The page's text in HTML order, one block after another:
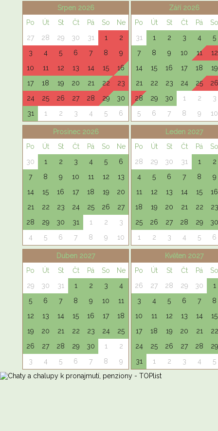
Srpen 2026
Po
Út St Čt Pá So
Ne
27
28 29 30 31 1
2
3
4 5 6 7 8
9
10
11 12 13 14 15
16
17
18 19 20 21 22
23
24
25 26 27 28 29
30
31
1 2 3 4 5 6
Září 2026
Po
Út St Čt Pá
So
31
1 2 3 4
5
7
8 9 10 11
12
14
15 16 17 18
19
21
22 23 24 25
26
28
29 30 1 2
3
5
6 7 8 9 10
Prosinec 2026
Po
Út St Čt Pá So
Ne
30
1 2 3 4 5
6
7
8 9 10 11 12
13
14
15 16 17 18 19
20
21
22 23 24 25 26
27
28
29 30 31 1 2
3
4
5 6 7 8 9 10
Leden 2027
Po
Út St Čt Pá
So
28
29 30 31 1
2
4
5 6 7 8
9
11
12 13 14 15
16
18
19 20 21 22
23
25
26 27 28 29
30
1
2 3 4 5 6
Duben 2027
Po
Út St Čt Pá So
Ne
29
30 31 1 2 3
4
5
6 7 8 9 10
11
12
13 14 15 16 17
18
19
20 21 22 23 24
25
26
27 28 29 30 1
2
3
4 5 6 7 8 9
Květen 2027
Po
Út St Čt Pá
So
26
27 28 29 30
1
3
4 5 6 7
8
10
11 12 13 14
15
17
18 19 20 21
22
24
25 26 27 28
29
31
1 2 3 4 5